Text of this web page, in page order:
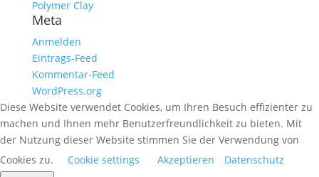
Polymer Clay
Meta
Anmelden
Eintrags-Feed
Kommentar-Feed
WordPress.org
Diese Website verwendet Cookies, um Ihren Besuch effizienter zu
machen und Ihnen mehr Benutzerfreundlichkeit zu bieten. Mit
der Nutzung dieser Website stimmen Sie der Verwendung von
Cookies zu.
Cookie settings Akzeptieren Datenschutz